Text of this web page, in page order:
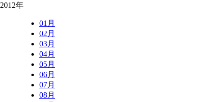
2012年
01月
02月
03月
04月
05月
06月
07月
08月